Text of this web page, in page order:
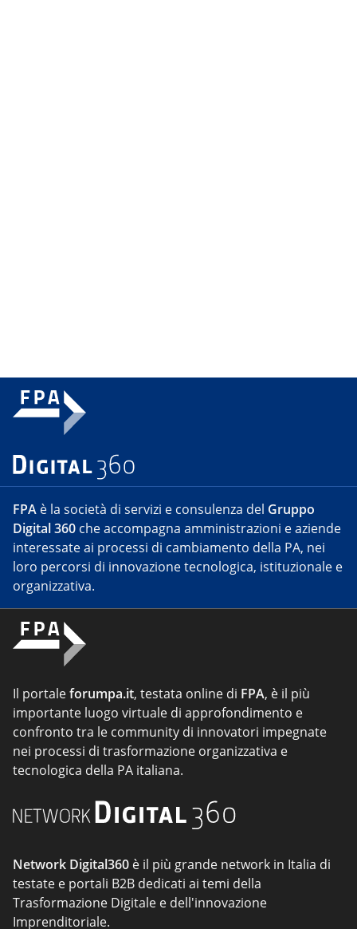
FPA è la società di servizi e consulenza del Gruppo
Digital 360 che accompagna amministrazioni e aziende
interessate ai processi di cambiamento della PA, nei
loro percorsi di innovazione tecnologica, istituzionale e
organizzativa.
Il portaleforumpa.it, testata online di FPA, è il più
importante luogo virtuale di approfondimento e
confronto tra le community di innovatori impegnate
nei processi di trasformazione organizzativa e
tecnologica della PA italiana.
Network Digital360 è il più grande network in Italia di
testate e portali B2B dedicati ai temi della
Trasformazione Digitale e dell'innovazione
Imprenditoriale.